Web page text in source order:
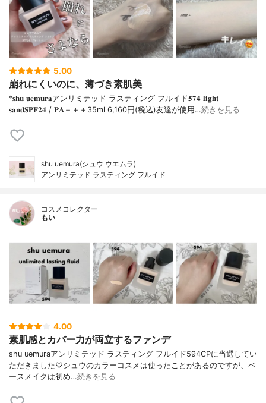
5.00
崩れにくいのに、薄づき素肌美
*𝐬𝐡𝐮 𝐮𝐞𝐦𝐮𝐫𝐚アンリミテッド ラスティング フルイド𝟓𝟕𝟒 𝐥𝐢𝐠𝐡𝐭
𝐬𝐚𝐧𝐝𝐒𝐏𝐅𝟐𝟒 / 𝐏𝐀＋＋＋⁡35ml 6,160円(税込)⁡友達が使用…続きを見る
shu uemura(シュウ ウエムラ)
アンリミテッド ラスティング フルイド
コスメコレクター
もい
4.00
素肌感とカバー力が両立するファンデ
shu uemuraアンリミテッド ラスティング フルイド594CPに当選してい
ただきました♡シュウのカラーコスメは使ったことがあるのですが、ベ
ースメイクは初め…続きを見る